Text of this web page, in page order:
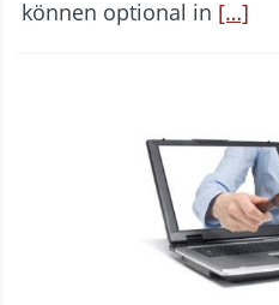
können optional in […]